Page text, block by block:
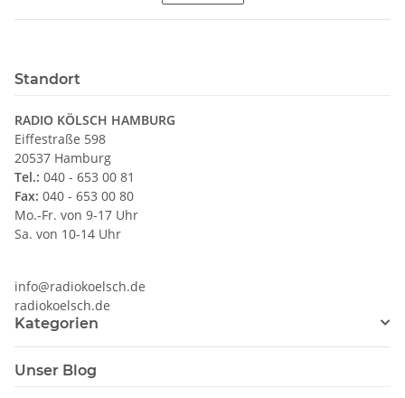
Standort
RADIO KÖLSCH HAMBURG
Eiffestraße 598
20537 Hamburg
Tel.: 040 - 653 00 81
Fax: 040 - 653 00 80
Mo.-Fr. von 9-17 Uhr
Sa. von 10-14 Uhr
info@radiokoelsch.de
radiokoelsch.de
Kategorien
Unser Blog